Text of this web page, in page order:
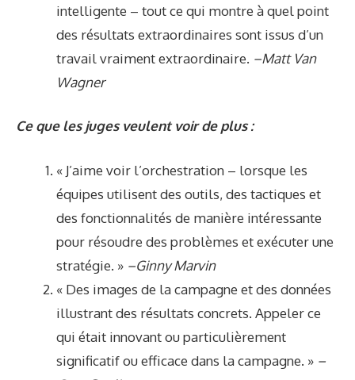
intelligente – tout ce qui montre à quel point
des résultats extraordinaires sont issus d’un
travail vraiment extraordinaire. –Matt Van
Wagner
Ce que les juges veulent voir de plus :
« J’aime voir l’orchestration – lorsque les
équipes utilisent des outils, des tactiques et
des fonctionnalités de manière intéressante
pour résoudre des problèmes et exécuter une
stratégie. » –Ginny Marvin
« Des images de la campagne et des données
illustrant des résultats concrets. Appeler ce
qui était innovant ou particulièrement
significatif ou efficace dans la campagne. » –